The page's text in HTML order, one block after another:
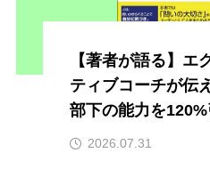
【著者が語る】エ
ティブコーチが伝
部下の能力を120%
出す対話質問術
2026.07.31